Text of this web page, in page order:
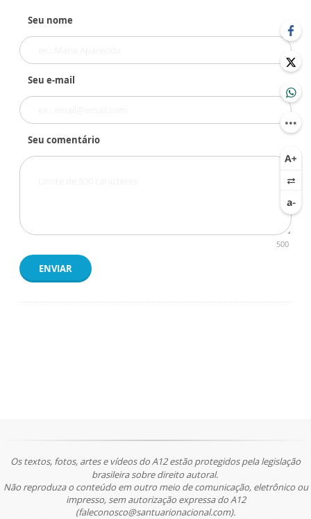
Seu nome
Seu e-mail
Seu comentário
500
ENVIAR
Os textos, fotos, artes e vídeos do A12 estão protegidos pela legislação
brasileira sobre direito autoral.
Não reproduza o conteúdo em outro meio de comunicação, eletrônico ou
impresso, sem autorização expressa do A12
(faleconosco@santuarionacional.com).